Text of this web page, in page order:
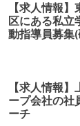
【求人情報
区にある私立
動指導員募集
【求人情報
ープ会社の社
ーチ